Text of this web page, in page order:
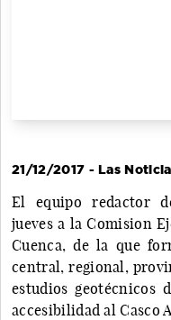
21/12/2017 - Las
El equipo redactor
jueves a la Comision
Cuenca, de la que
central, regional,
estudios geotécnicos
accesibilidad al Casco